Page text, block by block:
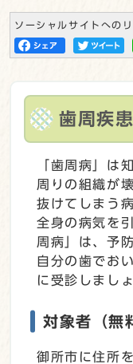
ソーシャルサイトへの
歯周疾
「歯周病」は
周りの組織が
抜けてしまう
全身の病気を
周病」は、予
自分の歯でお
に受診しましょ
対象者（無
御所市に住所